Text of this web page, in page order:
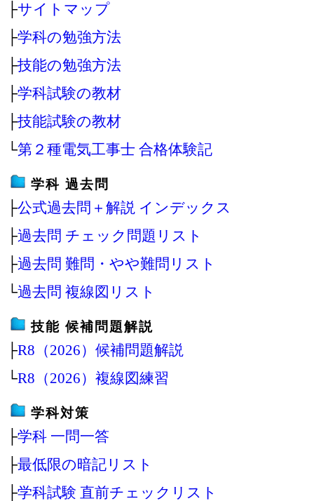
├サイトマップ
├学科の勉強方法
├技能の勉強方法
├学科試験の教材
├技能試験の教材
└第２種電気工事士 合格体験記
学科 過去問
├公式過去問＋解説 インデックス
├過去問 チェック問題リスト
├過去問 難問・やや難問リスト
└過去問 複線図リスト
技能 候補問題解説
├R8（2026）候補問題解説
└R8（2026）複線図練習
学科対策
├学科 一問一答
├最低限の暗記リスト
├学科試験 直前チェックリスト